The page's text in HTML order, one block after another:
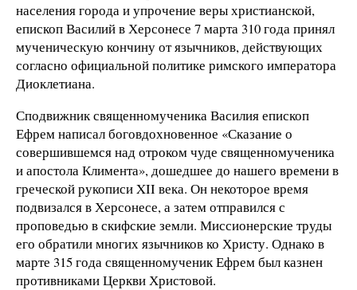
населения города и упрочение веры христианской,
епископ Василий в Херсонесе 7 марта 310 года принял
мученическую кончину от язычников, действующих
согласно официальной политике римского императора
Диоклетиана.
Сподвижник священномученика Василия епископ
Ефрем написал боговдохновенное «Сказание о
совершившемся над отроком чуде священномученика
и апостола Климента», дошедшее до нашего времени в
греческой рукописи XII века. Он некоторое время
подвизался в Херсонесе, а затем отправился с
проповедью в скифские земли. Миссионерские труды
его обратили многих язычников ко Христу. Однако в
марте 315 года священномученик Ефрем был казнен
противниками Церкви Христовой.